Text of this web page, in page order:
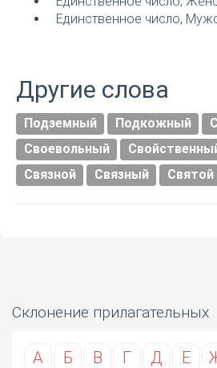
Единственное число,
Другие слова
Подземный Подкожный
Своевольный
Связной
Связный Святой
Склонение прилагательных
А Б В Г Д Е